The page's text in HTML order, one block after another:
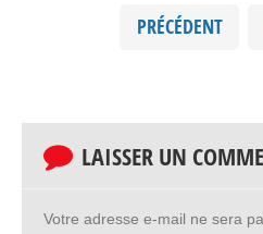
PRÉCÉDENT
LAISSER UN
Votre adresse e-mail ne sera